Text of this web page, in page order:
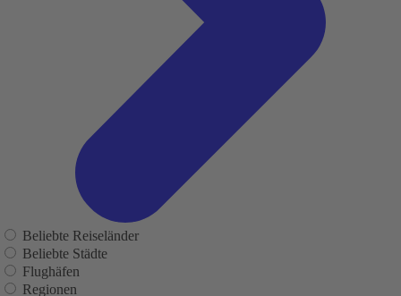
Beliebte Reiseländer
Beliebte Städte
Flughäfen
Regionen